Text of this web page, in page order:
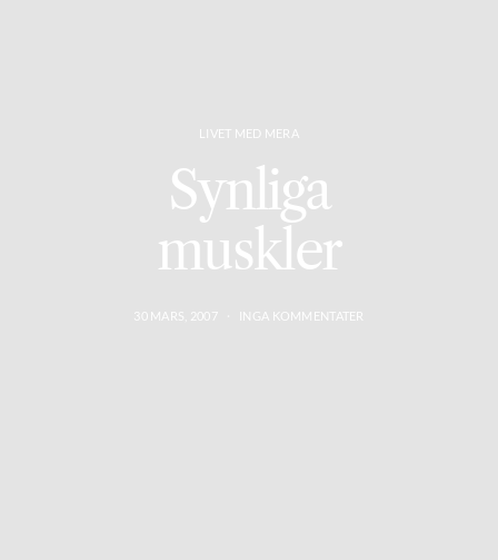
LIVET MED MERA
Synliga
muskler
30 MARS, 2007 INGA KOMMENTATER